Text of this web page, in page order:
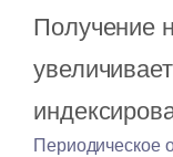
Получение
Периодическое